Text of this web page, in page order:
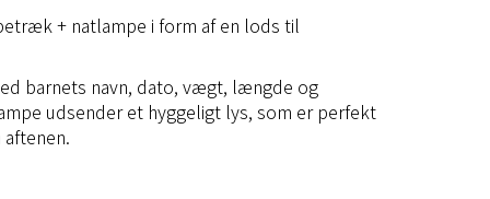
+ natlampe i form af en lods til
barnets navn, dato, vægt, længde og
udsender et hyggeligt lys, som er perfekt